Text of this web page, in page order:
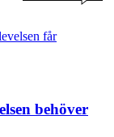
behöver